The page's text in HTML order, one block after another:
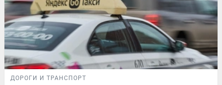
ДОРОГИ И ТРАНСПОРТ